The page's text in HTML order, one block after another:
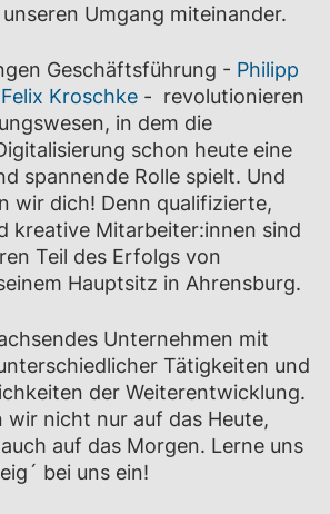
Umgang miteinander.
Geschäftsführung - Philipp
Felix Kroschke - revolutionieren
in dem die
schon heute eine
spannende Rolle spielt. Und
wir dich! Denn qualifizierte,
kreative Mitarbeiter:innen sind
Teil des Erfolgs von
Hauptsitz in Ahrensburg.
Unternehmen mit
Tätigkeiten und
der Weiterentwicklung.
wir nicht nur auf das Heute,
auf das Morgen. Lerne uns
bei uns ein!